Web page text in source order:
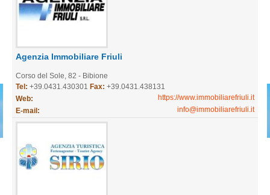
Agenzia Immobiliare Friuli
Corso del Sole, 82 - Bibione
Tel: +39.0431.430301 Fax: +39.0431.438131
Web:
https://www.immobiliarefriuli.it
E-mail:
info@immobiliarefriuli.it